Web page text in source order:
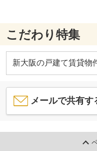
こだわり特集
新大阪の戸建て賃貸物
メールで共有す